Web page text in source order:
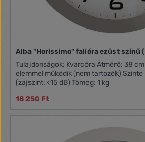
Alba "Horissimo" falióra ezüst színű
Tulajdonságok: Kvarcóra Átmérő: 38 cm 1 db LR6/AA
elemmel működik (nem tartozék)
(zajszint: <15 dB) Tömeg: 1 kg
18 250 Ft